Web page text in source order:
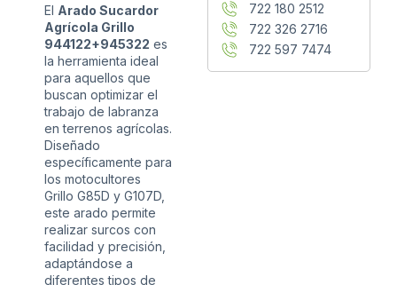
El Arado Sucardor
Agrícola Grillo
944122+945322 es
la herramienta ideal
para aquellos que
buscan optimizar el
trabajo de labranza
en terrenos agrícolas.
Diseñado
específicamente para
los motocultores
Grillo G85D y G107D,
este arado permite
realizar surcos con
facilidad y precisión,
adaptándose a
diferentes tipos de
722 180 2512
722 326 2716
722 597 7474